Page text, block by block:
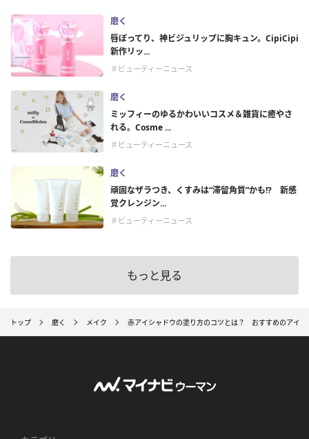
磨く
唇ぽってり、神ビジュリップに胸キュン。CipiCipi
新作リッ...
＃ビューティーニュース
磨く
ミッフィーのゆるかわいいコスメ＆雑貨に癒やさ
れる。Cosme ...
＃ビューティーニュース
磨く
頑固なザラつき、くすみは“滞留角質”かも!? 新感
覚クレンジン...
＃ビューティーニュース
もっと見る
トップ 磨く メイク 赤アイシャドウの塗り方のコツとは？ おすすめのアイテ